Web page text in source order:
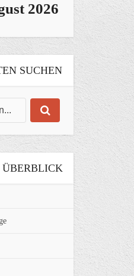
2026
SUCHEN